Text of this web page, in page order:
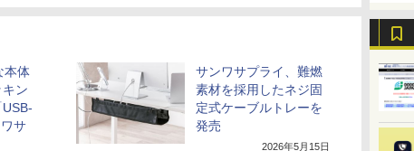
本体
ン
サ
サンワサプライ、難燃
素材を採用したネジ固
定式ケーブルトレーを
発売
2026年5月15日